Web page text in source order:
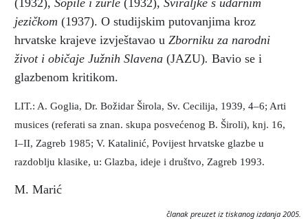
jezičkom (1937). O studijskim putovanjima kroz
hrvatske krajeve izvještavao u Zborniku za narodni
život i običaje Južnih Slavena (JAZU). Bavio se i
glazbenom kritikom.
LIT.: A. Goglia, Dr. Božidar Širola, Sv. Cecilija, 1939, 4–6; Arti
musices (referati sa znan. skupa posvećenog B. Široli), knj. 16,
I–II, Zagreb 1985; V. Katalinić, Povijest hrvatske glazbe u
razdoblju klasike, u: Glazba, ideje i društvo, Zagreb 1993.
M. Marić
članak preuzet iz tiskanog izdanja 2005.